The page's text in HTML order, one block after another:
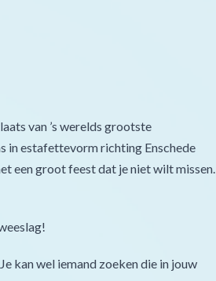
van ’s werelds grootste
in estafettevorm richting Enschede
een groot feest dat je niet wilt missen.
Je kan wel iemand zoeken die in jouw